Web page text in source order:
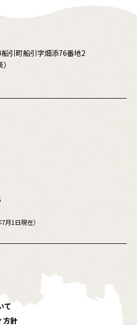
引町船引字畑添76番地2
）
月1日現在）
て
方針